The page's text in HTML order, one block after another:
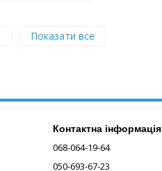
Показати все
Контактна інформація
068-064-19-64
050-693-67-23